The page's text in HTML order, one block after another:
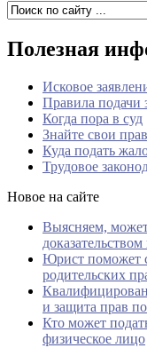
Полезная
Исковое
Правила подачи
Когда пора в суд
Знайте свои
Куда подать
Трудовое
Новое на сайте
Выясняем,
Юрист поможет
родительских
и защита прав
Кто может
физическое лицо